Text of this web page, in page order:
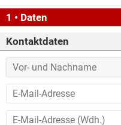
1 • Daten
Kontaktdaten